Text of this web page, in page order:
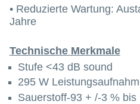
• Reduzierte Wartung:
Jahre
Technische Merkmale
Stufe <43 dB sound
295 W
Sauerstoff-93 + /-3 % bis